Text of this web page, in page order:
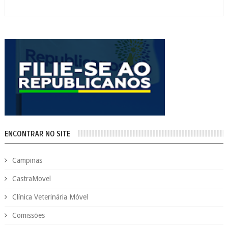
ENCONTRAR NO SITE
Campinas
CastraMovel
Clínica Veterinária Móvel
Comissões